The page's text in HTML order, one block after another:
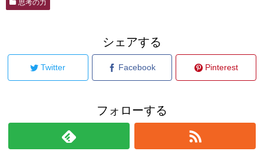
思考の力
シェアする
Twitter Facebook Pinterest
フォローする